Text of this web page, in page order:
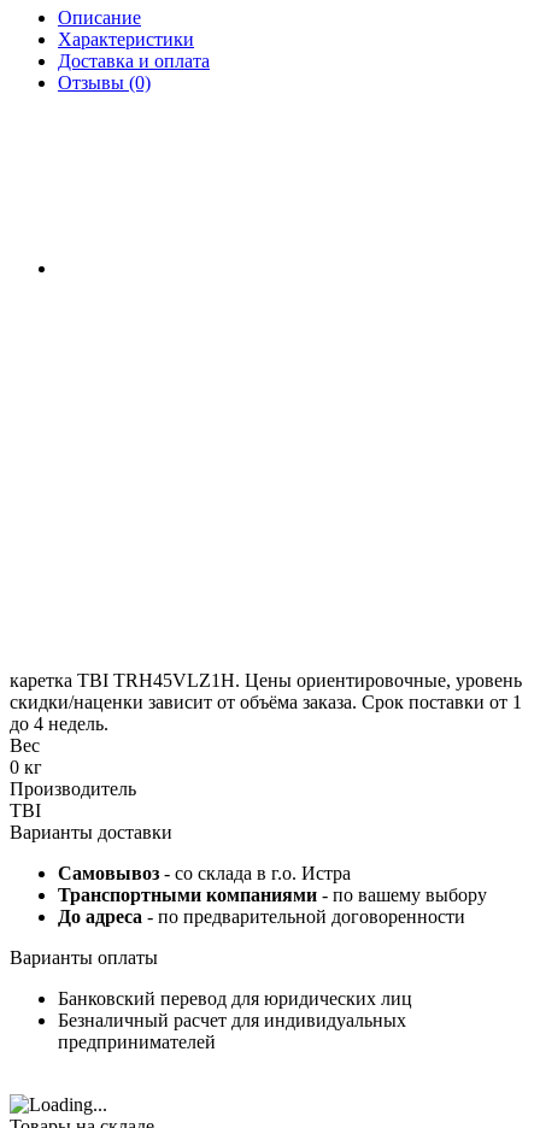
Описание
Характеристики
Доставка и оплата
Отзывы (0)
каретка TBI TRH45VLZ1H. Цены ориентировочные, уровень
скидки/наценки зависит от объёма заказа. Срок поставки от 1
до 4 недель.
Вес
0 кг
Производитель
TBI
Варианты доставки
Самовывоз - со склада в г.о. Истра
Транспортными компаниями - по вашему выбору
До адреса - по предварительной договоренности
Варианты оплаты
Банковский перевод для юридических лиц
Безналичный расчет для индивидуальных
предпринимателей